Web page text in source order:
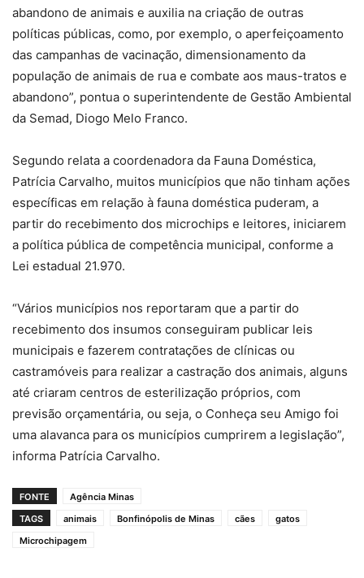
abandono de animais e auxilia na criação de outras
políticas públicas, como, por exemplo, o aperfeiçoamento
das campanhas de vacinação, dimensionamento da
população de animais de rua e combate aos maus-tratos e
abandono”, pontua o superintendente de Gestão Ambiental
da Semad, Diogo Melo Franco.
Segundo relata a coordenadora da Fauna Doméstica,
Patrícia Carvalho, muitos municípios que não tinham ações
específicas em relação à fauna doméstica puderam, a
partir do recebimento dos microchips e leitores, iniciarem
a política pública de competência municipal, conforme a
Lei estadual 21.970.
“Vários municípios nos reportaram que a partir do
recebimento dos insumos conseguiram publicar leis
municipais e fazerem contratações de clínicas ou
castramóveis para realizar a castração dos animais, alguns
até criaram centros de esterilização próprios, com
previsão orçamentária, ou seja, o Conheça seu Amigo foi
uma alavanca para os municípios cumprirem a legislação”,
informa Patrícia Carvalho.
FONTE
Agência Minas
TAGS
animais Bonfinópolis de Minas cães
gatos
Microchipagem